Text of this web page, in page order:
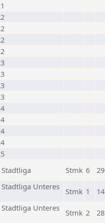
Stadtliga Stmk 6
Stadtliga Unteres
Stmk 1
Stadtliga Unteres
Stmk 2